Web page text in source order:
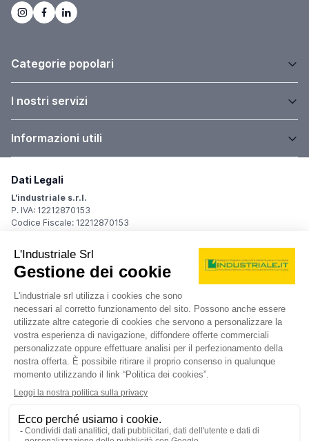
Categorie popolari
I nostri servizi
Informazioni utili
Dati Legali
L'industriale s.r.l.
P. IVA: 12212870153
Codice Fiscale: 12212870153
Sede Legale
Via Carlo Dolci, 32
20148 Milano (MI)
Italy
Registro Imprese
Iscrizione R.I.: 12212870153
REA: MI-1539011
Capitale sociale: Euro 10.400,00 i.v.
Contatti
info@industriale.it
PEC:industriale@pec.industriale.it